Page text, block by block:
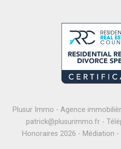
Plusur Immo - Agence
patrick@plusurimmo.fr-
Honoraires 2026 - Médiation -